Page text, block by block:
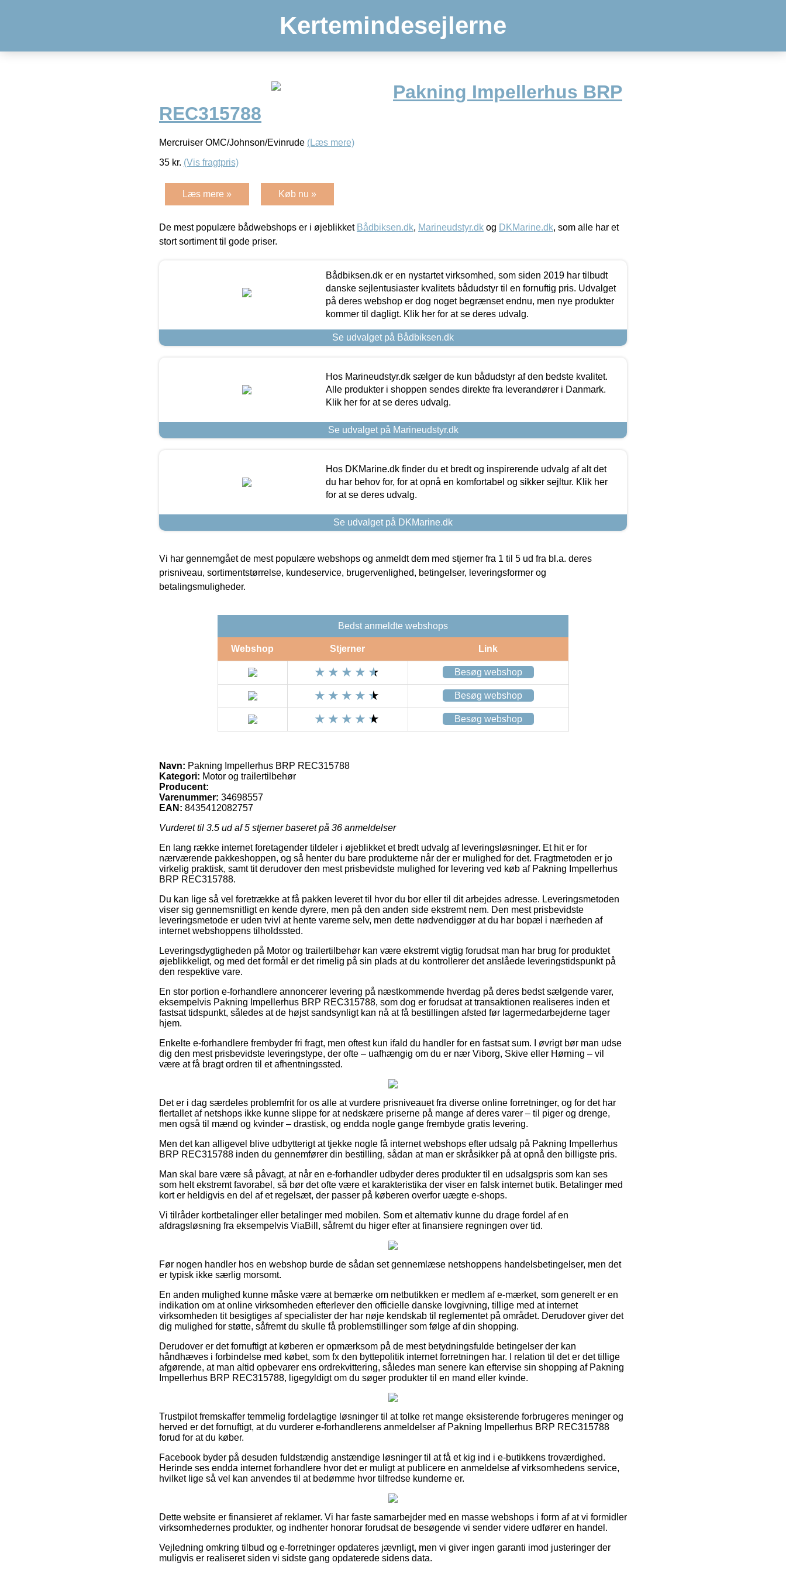
Kertemindesejlerne
Pakning Impellerhus BRP
REC315788
Mercruiser OMC/Johnson/Evinrude (Læs mere)
35 kr. (Vis fragtpris)
Læs mere » Køb nu »
De mest populære bådwebshops er i øjeblikket Bådbiksen.dk, Marineudstyr.dk og DKMarine.dk, som alle har et
stort sortiment til gode priser.
Bådbiksen.dk er en nystartet virksomhed, som siden 2019 har tilbudt
danske sejlentusiaster kvalitets bådudstyr til en fornuftig pris. Udvalget
på deres webshop er dog noget begrænset endnu, men nye produkter
kommer til dagligt. Klik her for at se deres udvalg.
Se udvalget på Bådbiksen.dk
Hos Marineudstyr.dk sælger de kun bådudstyr af den bedste kvalitet.
Alle produkter i shoppen sendes direkte fra leverandører i Danmark.
Klik her for at se deres udvalg.
Se udvalget på Marineudstyr.dk
Hos DKMarine.dk finder du et bredt og inspirerende udvalg af alt det
du har behov for, for at opnå en komfortabel og sikker sejltur. Klik her
for at se deres udvalg.
Se udvalget på DKMarine.dk
Vi har gennemgået de mest populære webshops og anmeldt dem med stjerner fra 1 til 5 ud fra bl.a. deres
prisniveau, sortimentstørrelse, kundeservice, brugervenlighed, betingelser, leveringsformer og
betalingsmuligheder.
Bedst anmeldte webshops
Webshop Stjerner Link
Besøg webshop
Besøg webshop
Besøg webshop
Navn: Pakning Impellerhus BRP REC315788
Kategori: Motor og trailertilbehør
Producent:
Varenummer: 34698557
EAN: 8435412082757
Vurderet til 3.5 ud af 5 stjerner baseret på 36 anmeldelser
En lang række internet foretagender tildeler i øjeblikket et bredt udvalg af leveringsløsninger. Et hit er for
nærværende pakkeshoppen, og så henter du bare produkterne når der er mulighed for det. Fragtmetoden er jo
virkelig praktisk, samt tit derudover den mest prisbevidste mulighed for levering ved køb af Pakning Impellerhus
BRP REC315788.
Du kan lige så vel foretrække at få pakken leveret til hvor du bor eller til dit arbejdes adresse. Leveringsmetoden
viser sig gennemsnitligt en kende dyrere, men på den anden side ekstremt nem. Den mest prisbevidste
leveringsmetode er uden tvivl at hente varerne selv, men dette nødvendiggør at du har bopæl i nærheden af
internet webshoppens tilholdssted.
Leveringsdygtigheden på Motor og trailertilbehør kan være ekstremt vigtig forudsat man har brug for produktet
øjeblikkeligt, og med det formål er det rimelig på sin plads at du kontrollerer det anslåede leveringstidspunkt på
den respektive vare.
En stor portion e-forhandlere annoncerer levering på næstkommende hverdag på deres bedst sælgende varer,
eksempelvis Pakning Impellerhus BRP REC315788, som dog er forudsat at transaktionen realiseres inden et
fastsat tidspunkt, således at de højst sandsynligt kan nå at få bestillingen afsted før lagermedarbejderne tager
hjem.
Enkelte e-forhandlere frembyder fri fragt, men oftest kun ifald du handler for en fastsat sum. I øvrigt bør man udse
dig den mest prisbevidste leveringstype, der ofte – uafhængig om du er nær Viborg, Skive eller Hørning – vil
være at få bragt ordren til et afhentningssted.
Det er i dag særdeles problemfrit for os alle at vurdere prisniveauet fra diverse online forretninger, og for det har
flertallet af netshops ikke kunne slippe for at nedskære priserne på mange af deres varer – til piger og drenge,
men også til mænd og kvinder – drastisk, og endda nogle gange frembyde gratis levering.
Men det kan alligevel blive udbytterigt at tjekke nogle få internet webshops efter udsalg på Pakning Impellerhus
BRP REC315788 inden du gennemfører din bestilling, sådan at man er skråsikker på at opnå den billigste pris.
Man skal bare være så påvagt, at når en e-forhandler udbyder deres produkter til en udsalgspris som kan ses
som helt ekstremt favorabel, så bør det ofte være et karakteristika der viser en falsk internet butik. Betalinger med
kort er heldigvis en del af et regelsæt, der passer på køberen overfor uægte e-shops.
Vi tilråder kortbetalinger eller betalinger med mobilen. Som et alternativ kunne du drage fordel af en
afdragsløsning fra eksempelvis ViaBill, såfremt du higer efter at finansiere regningen over tid.
Før nogen handler hos en webshop burde de sådan set gennemlæse netshoppens handelsbetingelser, men det
er typisk ikke særlig morsomt.
En anden mulighed kunne måske være at bemærke om netbutikken er medlem af e-mærket, som generelt er en
indikation om at online virksomheden efterlever den officielle danske lovgivning, tillige med at internet
virksomheden tit besigtiges af specialister der har nøje kendskab til reglementet på området. Derudover giver det
dig mulighed for støtte, såfremt du skulle få problemstillinger som følge af din shopping.
Derudover er det fornuftigt at køberen er opmærksom på de mest betydningsfulde betingelser der kan
håndhæves i forbindelse med købet, som fx den byttepolitik internet forretningen har. I relation til det er det tillige
afgørende, at man altid opbevarer ens ordrekvittering, således man senere kan eftervise sin shopping af Pakning
Impellerhus BRP REC315788, ligegyldigt om du søger produkter til en mand eller kvinde.
Trustpilot fremskaffer temmelig fordelagtige løsninger til at tolke ret mange eksisterende forbrugeres meninger og
herved er det fornuftigt, at du vurderer e-forhandlerens anmeldelser af Pakning Impellerhus BRP REC315788
forud for at du køber.
Facebook byder på desuden fuldstændig anstændige løsninger til at få et kig ind i e-butikkens troværdighed.
Herinde ses endda internet forhandlere hvor det er muligt at publicere en anmeldelse af virksomhedens service,
hvilket lige så vel kan anvendes til at bedømme hvor tilfredse kunderne er.
Dette website er finansieret af reklamer. Vi har faste samarbejder med en masse webshops i form af at vi formidler
virksomhedernes produkter, og indhenter honorar forudsat de besøgende vi sender videre udfører en handel.
Vejledning omkring tilbud og e-forretninger opdateres jævnligt, men vi giver ingen garanti imod justeringer der
muligvis er realiseret siden vi sidste gang opdaterede sidens data.